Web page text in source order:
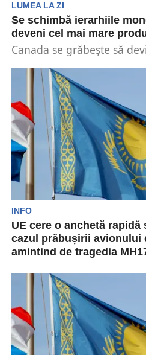
LUMEA LA ZI
Se schimbă ierarhiile
deveni cel mai mare
Canada se grăbește să
accelerează pe măsură...
INFO
UE cere o anchetă
cazul prăbușirii avionului
amintind de tragedia
și independentă” în urma
Embraer 190...